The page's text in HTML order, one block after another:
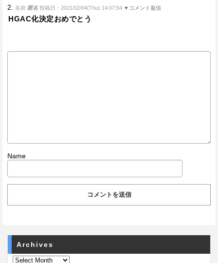
2. 名前:匿名 投稿日：2021/02/04(Thu) 14:07:54 ▼コメント返信
HGAC化決定おめでとう
Name
Archives